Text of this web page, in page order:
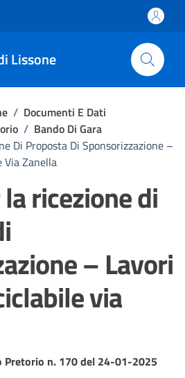
Lissone
/ Documenti E Dati
/ Bando Di Gara
Di Proposta Di Sponsorizzazione –
Via Zanella
ricezione di
– Lavori
via
Pretorio n. 170 del 24-01-2025